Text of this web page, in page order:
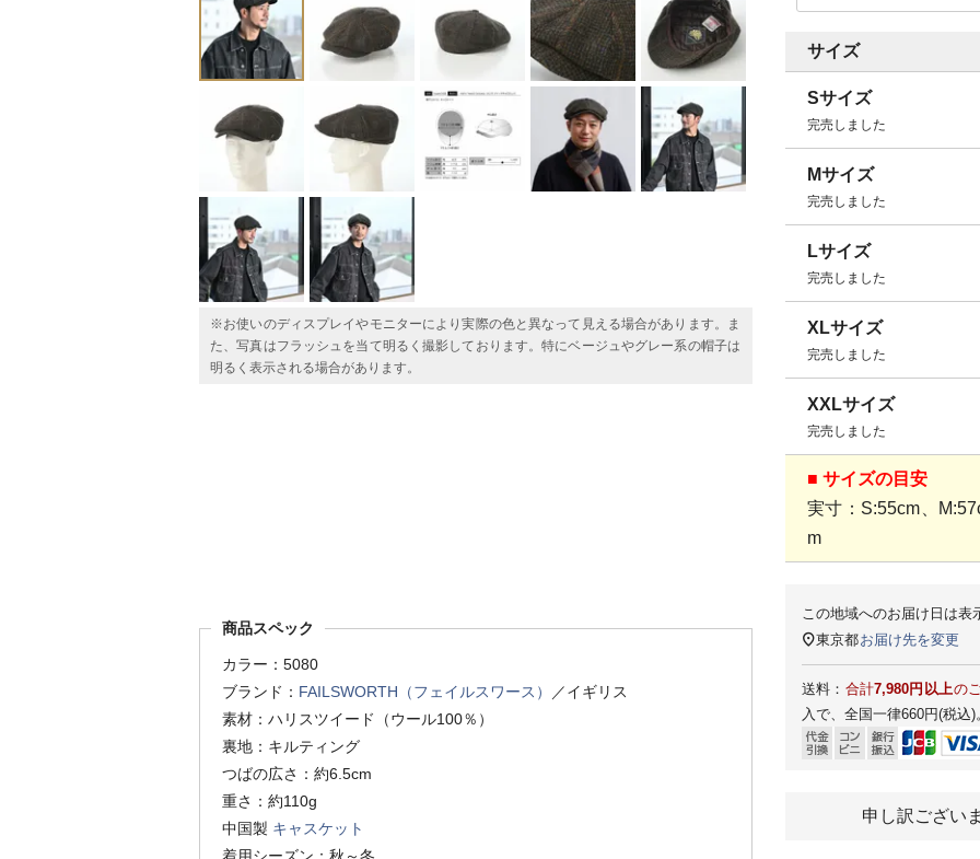
※お使いのディスプレイやモニターにより実際の色と異なって見える場合があります。ま
た、写真はフラッシュを当て明るく撮影しております。特にベージュやグレー系の帽子は
明るく表示される場合があります。
商品スペック
カラー：5080
ブランド： FAILSWORTH（フェイルスワース）
／イギリス
素材：ハリスツイード（ウール100％）
裏地：キルティング
つばの広さ：約6.5cm
重さ：約110g
中国製 キャスケット
サイズ
Sサイズ
完売しました
Mサイズ
完売しました
Lサイズ
完売しました
XLサイズ
完売しました
XXLサイズ
完売しました
■ サイズの目安
実寸：S:55cm、
m
この地域へのお届け日は表
東京都お届け先を変更
送料： 合計7,980円以上の
入で、全国一律660円(税込)
申し訳ござい